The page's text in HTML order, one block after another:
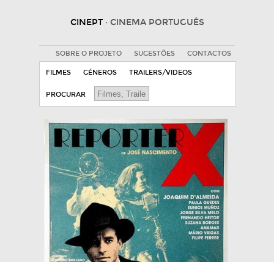
CINEPT · CINEMA PORTUGUÊS
SOBRE O PROJETO SUGESTÕES CONTACTOS
FILMES GÉNEROS TRAILERS/VIDEOS
PROCURAR